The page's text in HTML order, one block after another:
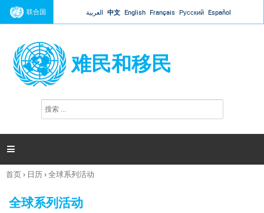
Jump to navigation
联合国 العربية 中文 English Français Русский Español
难民和移民
搜
索

你
这
首页› 日历›全球系列活动
全球系列活动